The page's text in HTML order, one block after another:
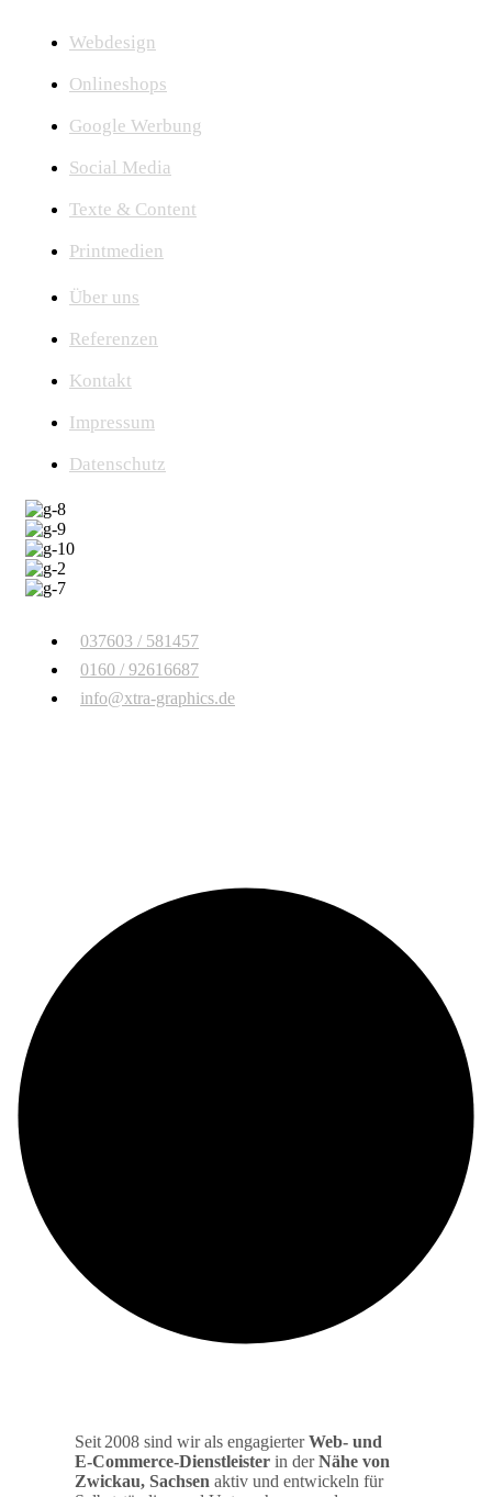
Webdesign
Onlineshops
Google Werbung
Social Media
Texte & Content
Printmedien
Über uns
Referenzen
Kontakt
Impressum
Datenschutz
037603 / 581457
0160 / 92616687
info@xtra-graphics.de
Seit 2008 sind wir als engagierterWeb‑ und
E‑Commerce‑Dienstleister in derNähe von
Zwickau, Sachsen aktiv und entwickeln für